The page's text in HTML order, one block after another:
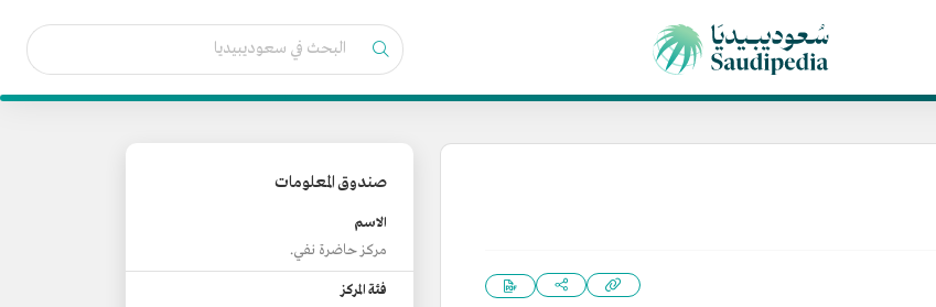
صندوق المعلومات
الاسم
مركز حاضرة نفي.
فئة المركز